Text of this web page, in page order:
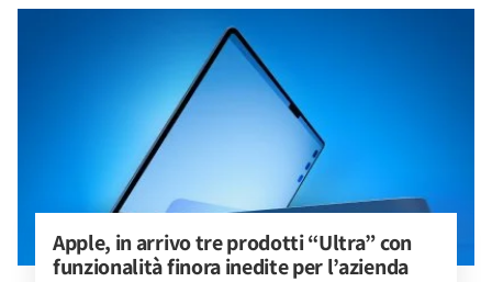
Apple, in arrivo tre prodotti “Ultra” con
funzionalità finora inedite per l’azienda